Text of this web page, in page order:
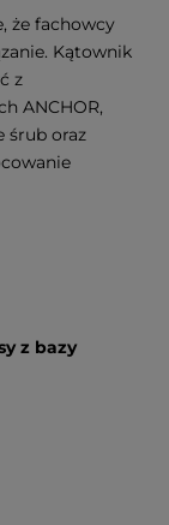
że fachowcy
Kątownik
z
ANCHOR,
śrub oraz
z bazy